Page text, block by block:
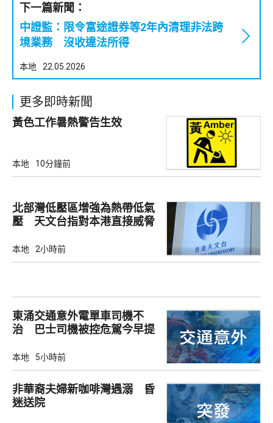
下一篇新聞：
中證監：限令富途證券等2年內清理非法跨
境業務 沒收違法所得
本地 22.05.2026
更多即時新聞
黃色工作暑熱警告生效
本地 10分鐘前
北部灣低壓區增強為熱帶低氣
壓 天文台指對本港直接威脅
本地 2小時前
東涌交通意外電單車司機不
治 巴士司機被控危駕今早提
本地 5小時前
非華裔夫婦新咖啡灣遇溺 昏
迷送院